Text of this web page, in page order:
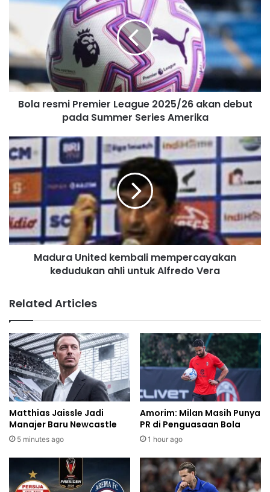
i
l
a
d
s
s
Bola resmi Premier League 2025/26 akan debut
pada Summer Series Amerika
Madura United kembali mempercayakan
kedudukan ahli untuk Alfredo Vera
Related Articles
Matthias Jaissle Jadi
Manajer Baru Newcastle
5 minutes ago
Amorim: Milan Masih Punya
PR di Penguasaan Bola
1 hour ago